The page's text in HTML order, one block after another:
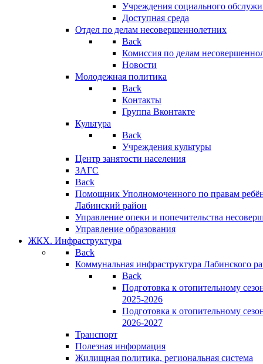
Учреждения социального
Доступная среда
Отдел по делам несовершеннолетних
Back
Комиссия по делам
Новости
Молодежная политика
Back
Контакты
Группа Вконтакте
Культура
Back
Учреждения культуры
Центр занятости населения
ЗАГС
Back
Помощник Уполномоченного по правам
Лабинский район
Управление опеки и попечительства
Управление образования
ЖКХ. Инфраструктура
Back
Коммунальная инфраструктура Лабинского
Back
Подготовка к отопительному
2025-2026
Подготовка к отопительному
2026-2027
Транспорт
Полезная информация
Жилищная политика, региональная система